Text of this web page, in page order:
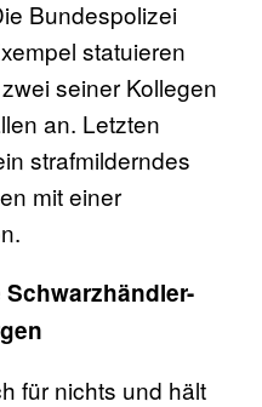
Bundespolizei
statuieren
seiner Kollegen
an. Letzten
strafmilderndes
mit einer
für nichts und hält